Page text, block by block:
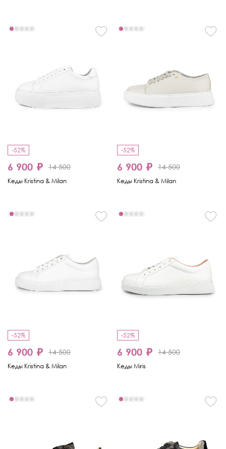
-52%
6 900 ₽ 14 500
Кеды Kristina & Milan
-52%
6 900 ₽ 14 500
Кеды Kristina & Milan
-52%
6 900 ₽ 14 500
Кеды Kristina & Milan
-52%
6 900 ₽ 14 500
Кеды Miris